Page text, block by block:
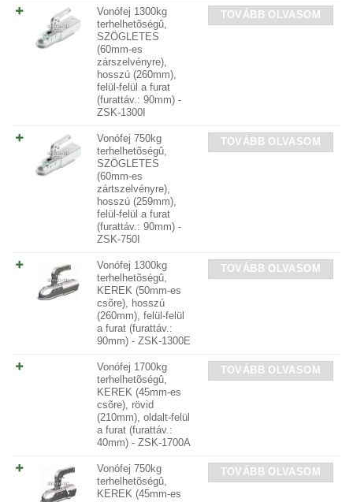
Vonófej 1300kg
terhelhetõségû,
SZÖGLETES
(60mm-es
zárszelvényre),
hosszú (260mm),
felül-felül a furat
(furattáv.: 90mm) -
ZSK-1300I
TOVÁBB OLVASOM
Vonófej 750kg
terhelhetõségû,
SZÖGLETES
(60mm-es
zártszelvényre),
hosszú (259mm),
felül-felül a furat
(furattáv.: 90mm) -
ZSK-750I
TOVÁBB OLVASOM
Vonófej 1300kg
terhelhetõségû,
KEREK (50mm-es
csõre), hosszú
(260mm), felül-felül
a furat (furattáv.:
90mm) - ZSK-1300E
TOVÁBB OLVASOM
Vonófej 1700kg
terhelhetõségû,
KEREK (45mm-es
csõre), rövid
(210mm), oldalt-felül
a furat (furattáv.:
40mm) - ZSK-1700A
TOVÁBB OLVASOM
Vonófej 750kg
terhelhetõségû,
KEREK (45mm-es
TOVÁBB OLVASOM